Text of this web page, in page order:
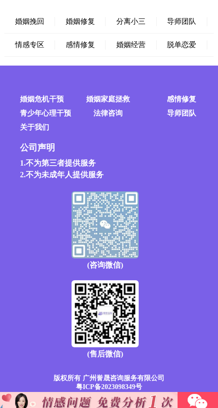
婚姻挽回 婚姻修复 分离小三 导师团队
情感专区 感情修复 婚姻经营 脱单恋爱
婚姻危机干预 婚姻家庭拯救
感情修复
青少年心理干预
法律咨询
导师团队
关于我们
公司声明
1.不为第三者提供服务
2.不为未成年人提供服务
(咨询微信)
(售后微信)
版权所有 广州誉晟咨询服务有限公司
粤ICP备2023098349号